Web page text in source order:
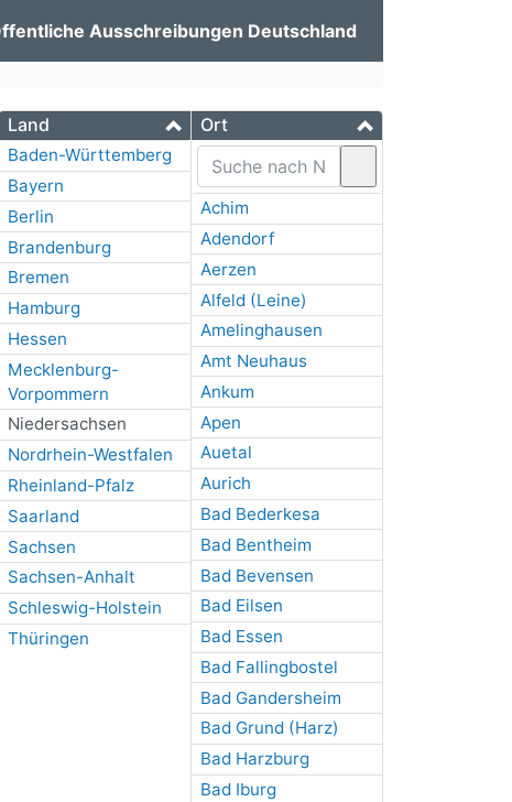
Ausschreibungen Deutschland
Land
Baden-Württemberg
Bayern
Berlin
Brandenburg
Bremen
Hamburg
Hessen
Mecklenburg-
Vorpommern
Niedersachsen
Nordrhein-Westfalen
Rheinland-Pfalz
Saarland
Sachsen
Sachsen-Anhalt
Schleswig-Holstein
Thüringen
Ort
Achim
Adendorf
Aerzen
Alfeld (Leine)
Amelinghausen
Amt Neuhaus
Ankum
Apen
Auetal
Aurich
Bad Bederkesa
Bad Bentheim
Bad Bevensen
Bad Eilsen
Bad Essen
Bad Fallingbostel
Bad Gandersheim
Bad Grund (Harz)
Bad Harzburg
Bad Iburg